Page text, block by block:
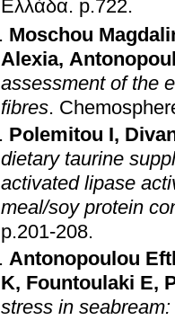
Ελλάδα. p.722.
Moschou
Alexia,
assessment of the
fibres.
Polemitou I,
dietary taurine
activated lipase
meal/soy protein
p.201-208.
Antonopoulou
K, Fountoulaki E,
stress in